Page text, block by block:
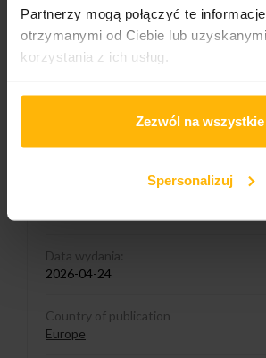
Partnerzy mogą połączyć te
otrzymanymi od Ciebie lub
korzystania z ich usług.
Zezwól na wszystkie
Spersonalizuj
Wydawnictwo 1/2
Universal Music
8816596
Data wydania:
2026-04-24
Country of publication
Europe